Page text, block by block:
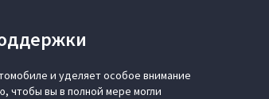
и уделяет особое внимание
чтобы вы в полной мере могли